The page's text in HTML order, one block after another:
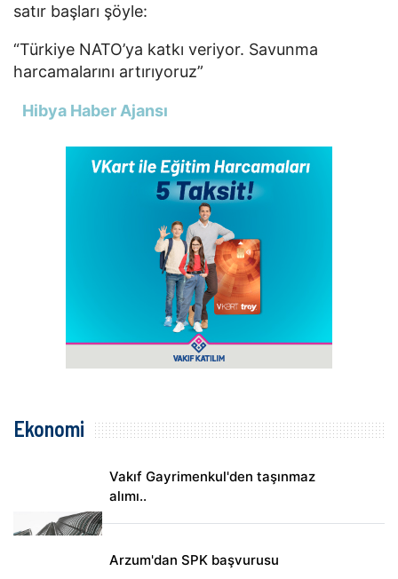
satır başları şöyle:
“Türkiye NATO’ya katkı veriyor. Savunma
harcamalarını artırıyoruz”
Hibya Haber Ajansı
Ekonomi
Vakıf Gayrimenkul'den taşınmaz
alımı..
Arzum'dan SPK başvurusu